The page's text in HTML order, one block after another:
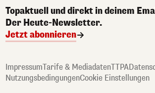
Topaktuell und direkt in deinem
Der Heute-Newsletter.
Jetzt abonnieren
ImpressumTarife & MediadatenTTPA
NutzungsbedingungenCookie Einstellungen